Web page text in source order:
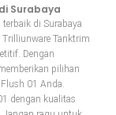
Surabaya
di Surabaya
Tanktrim
Dengan
pilihan
01 Anda.
dengan kualitas